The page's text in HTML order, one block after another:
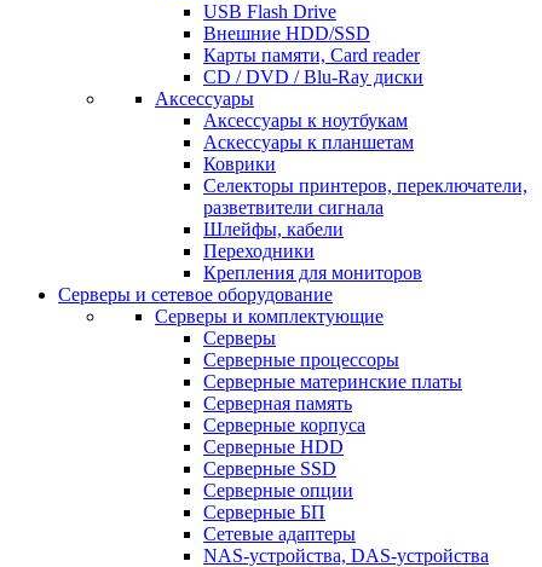
USB Flash Drive
Внешние HDD/SSD
Карты памяти, Card reader
CD / DVD / Blu-Ray диски
Аксессуары
Аксессуары к ноутбукам
Аскессуары к планшетам
Коврики
Селекторы принтеров, переключатели,
разветвители сигнала
Шлейфы, кабели
Переходники
Крепления для мониторов
Серверы и сетевое оборудование
Серверы и комплектующие
Серверы
Серверные процессоры
Серверные материнские платы
Серверная память
Серверные корпуса
Серверные HDD
Серверные SSD
Серверные опции
Серверные БП
Сетевые адаптеры
NAS-устройства, DAS-устройства